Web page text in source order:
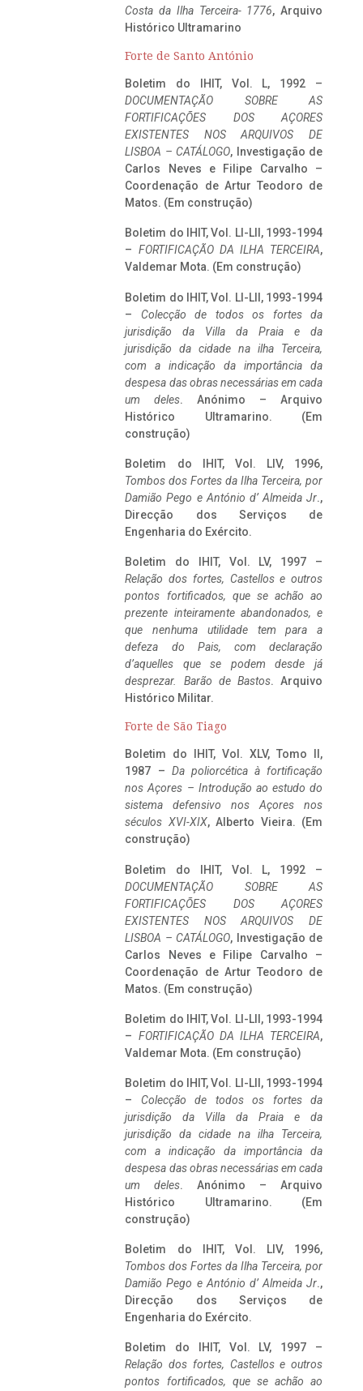
Costa da Ilha Terceira- 1776, Arquivo
Histórico Ultramarino
Forte de Santo António
Boletim do IHIT, Vol. L, 1992 –
DOCUMENTAÇÃO SOBRE AS
FORTIFICAÇÕES DOS AÇORES
EXISTENTES NOS ARQUIVOS DE
LISBOA – CATÁLOGO, Investigação de
Carlos Neves e Filipe Carvalho –
Coordenação de Artur Teodoro de
Matos. (Em construção)
Boletim do IHIT, Vol. LI-LII, 1993-1994
– FORTIFICAÇÃO DA ILHA TERCEIRA,
Valdemar Mota. (Em construção)
Boletim do IHIT, Vol. LI-LII, 1993-1994
– Colecção de todos os fortes da
jurisdição da Villa da Praia e da
jurisdição da cidade na ilha Terceira,
com a indicação da importância da
despesa das obras necessárias em cada
um deles. Anónimo – Arquivo
Histórico Ultramarino. (Em
construção)
Boletim do IHIT, Vol. LIV, 1996,
Tombos dos Fortes da Ilha Terceira, por
Damião Pego e António d’ Almeida Jr.,
Direcção dos Serviços de
Engenharia do Exército.
Boletim do IHIT, Vol. LV, 1997 –
Relação dos fortes, Castellos e outros
pontos fortificados, que se achão ao
prezente inteiramente abandonados, e
que nenhuma utilidade tem para a
defeza do Pais, com declaração
d’aquelles que se podem desde já
desprezar. Barão de Bastos. Arquivo
Histórico Militar.
Forte de São Tiago
Boletim do IHIT, Vol. XLV, Tomo II,
1987 – Da poliorcética à fortificação
nos Açores – Introdução ao estudo do
sistema defensivo nos Açores nos
séculos XVI-XIX, Alberto Vieira. (Em
construção)
Boletim do IHIT, Vol. L, 1992 –
DOCUMENTAÇÃO SOBRE AS
FORTIFICAÇÕES DOS AÇORES
EXISTENTES NOS ARQUIVOS DE
LISBOA – CATÁLOGO, Investigação de
Carlos Neves e Filipe Carvalho –
Coordenação de Artur Teodoro de
Matos. (Em construção)
Boletim do IHIT, Vol. LI-LII, 1993-1994
– FORTIFICAÇÃO DA ILHA TERCEIRA,
Valdemar Mota. (Em construção)
Boletim do IHIT, Vol. LI-LII, 1993-1994
– Colecção de todos os fortes da
jurisdição da Villa da Praia e da
jurisdição da cidade na ilha Terceira,
com a indicação da importância da
despesa das obras necessárias em cada
um deles. Anónimo – Arquivo
Histórico Ultramarino. (Em
construção)
Boletim do IHIT, Vol. LIV, 1996,
Tombos dos Fortes da Ilha Terceira, por
Damião Pego e António d’ Almeida Jr.,
Direcção dos Serviços de
Engenharia do Exército.
Boletim do IHIT, Vol. LV, 1997 –
Relação dos fortes, Castellos e outros
pontos fortificados, que se achão ao